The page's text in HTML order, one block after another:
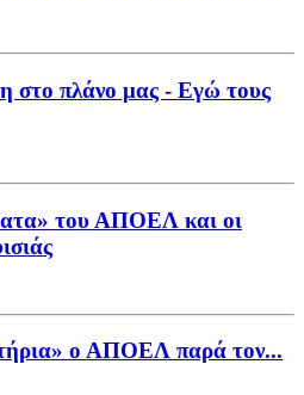
στο πλάνο μας - Εγώ τους
του ΑΠΟΕΛ και οι
ο ΑΠΟΕΛ παρά τον...